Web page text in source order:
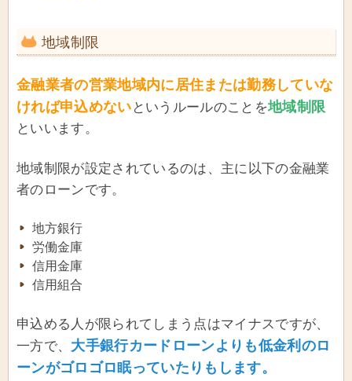
地域制限
金融業者の営業地域内に居住または勤務していな
ければ申込めない というルールのことを地域制限
といいます。
地域制限が設定されているのは、主に以下の金融業
者のローンです。
地方銀行
労働金庫
信用金庫
信用組合
申込める人が限られてしまう点はマイナスですが、
一方で、 大手銀行カードローンよりも低金利のロ
ーンがゴロゴロ眠っていたりもします。